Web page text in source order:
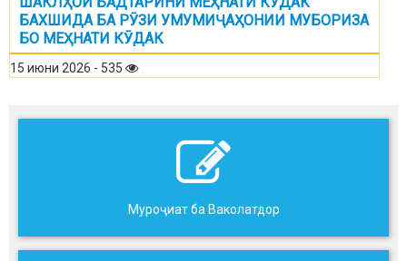
БАХШИДА БА РӮЗИ УМУМИҶАҲОНИИ МУБОРИЗА
БО МЕҲНАТИ КӮДАК
15 июни 2026 - 535
Муроҷиат ба Ваколатдор